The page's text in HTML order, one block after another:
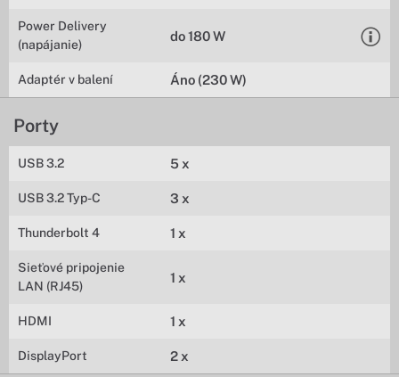
Power Delivery
(napájanie)
do 180 W
Adaptér v balení Áno (230 W)
Porty
USB 3.2 5 x
USB 3.2 Typ-C 3 x
Thunderbolt 4 1 x
Sieťové pripojenie
LAN (RJ45)
1 x
HDMI 1 x
DisplayPort 2 x